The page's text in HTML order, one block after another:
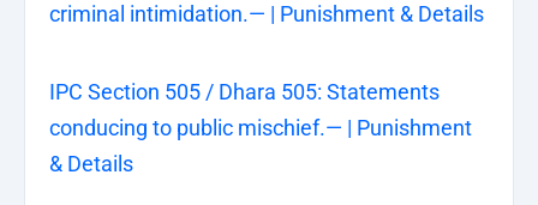
criminal intimidation.— | Punishment & Details
IPC Section 505 / Dhara 505: Statements
conducing to public mischief.— | Punishment
& Details